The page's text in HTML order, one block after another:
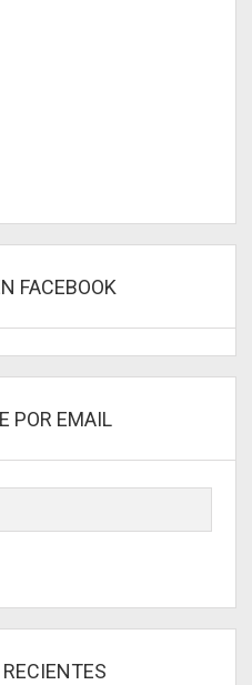
FACEBOOK
POR EMAIL